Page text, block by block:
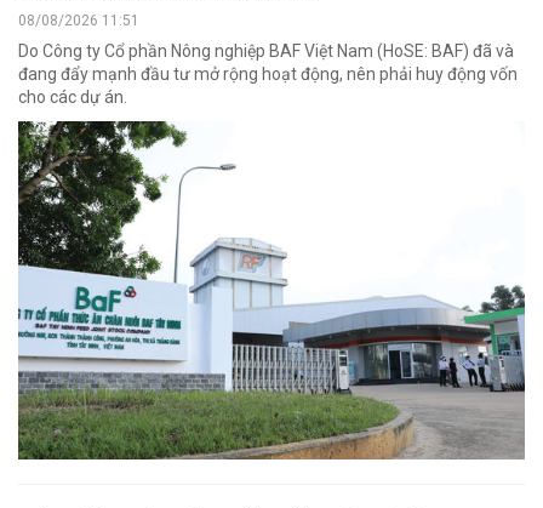
08/08/2026 11:51
Do Công ty Cổ phần Nông nghiệp BAF Việt Nam (HoSE: BAF) đã và
đang đẩy mạnh đầu tư mở rộng hoạt động, nên phải huy động vốn
cho các dự án.